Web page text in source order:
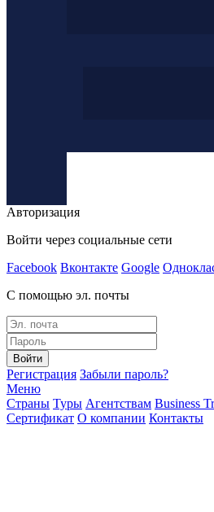
Авторизация
Войти через социальные сети
Facebook Вконтакте Google
С помощью эл. почты
Войти
Регистрация Забыли пароль?
Меню
Страны Туры Агентствам Business
Сертификат О компании Контакты